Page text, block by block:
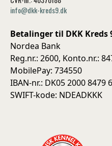
info@dkk-kreds9.dk
Betalinger til DKK Kreds
Nordea Bank
Reg.nr.: 2600, Konto.nr.:
MobilePay: 734550
IBAN-nr.: DK05 2000 8479
SWIFT-kode: NDEADKKK